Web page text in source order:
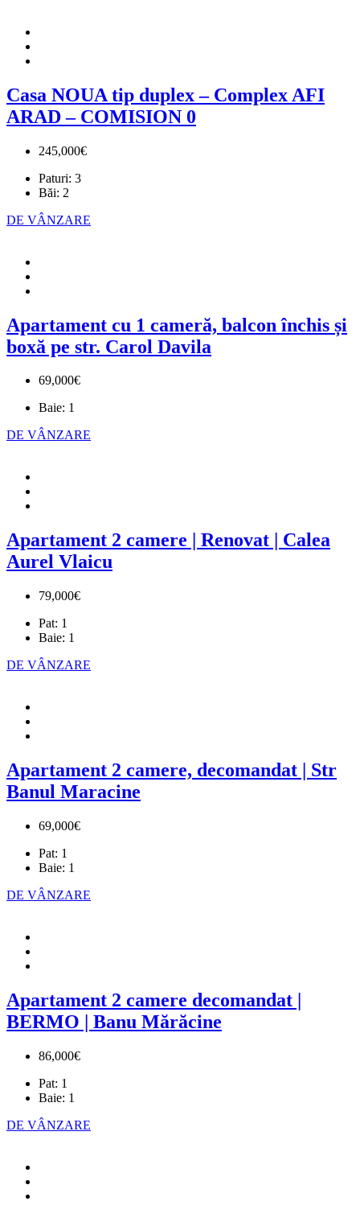
Casa NOUA tip duplex – Complex AFI
ARAD – COMISION 0
245,000€
Paturi: 3
Băi: 2
DE VÂNZARE
Apartament cu 1 cameră, balcon închis și
boxă pe str. Carol Davila
69,000€
Baie: 1
DE VÂNZARE
Apartament 2 camere | Renovat | Calea
Aurel Vlaicu
79,000€
Pat: 1
Baie: 1
DE VÂNZARE
Apartament 2 camere, decomandat | Str
Banul Maracine
69,000€
Pat: 1
Baie: 1
DE VÂNZARE
Apartament 2 camere decomandat |
BERMO | Banu Mărăcine
86,000€
Pat: 1
Baie: 1
DE VÂNZARE